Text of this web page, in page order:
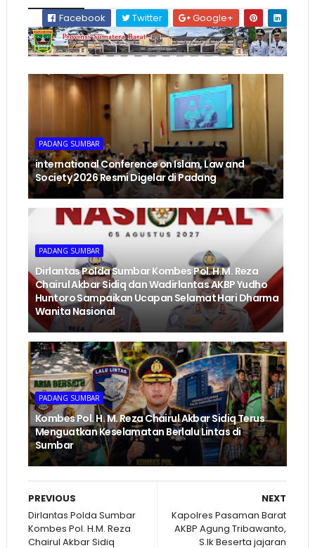
Facebook
Twitter Google+
PADANG SUMBAR
international Conference on Islam, Law and
Society 2026 Resmi Digelar di Padang
PADANG SUMBAR
Dirlantas Polda Sumbar Kombes Pol. H.M. Reza
Chairul Akbar Sidiq dan Wadirlantas AKBP Yudho
Huntoro Sampaikan Ucapan Selamat Hari Dharma
Wanita Nasional
PADANG SUMBAR
Kombes Pol. H. M. Reza Chairul Akbar Sidiq Terus
Menguatkan Keselamatan Berlalu Lintas di
Sumbar
NEXT
Kapolres Pasaman Barat
AKBP Agung Tribawanto,
S.Ik Beserta jajaran
PREVIOUS
Dirlantas Polda Sumbar
Kombes Pol. H.M. Reza
Chairul Akbar Sidiq